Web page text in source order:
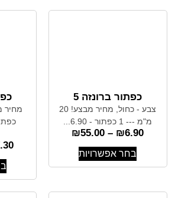
כפתור ברונזה 5
צבע - כחול, מחיר מבצע! 20
מ"מ --- 1 כפתור - 6.90...
₪6.90
–
₪55.00
בחר אפשרויות